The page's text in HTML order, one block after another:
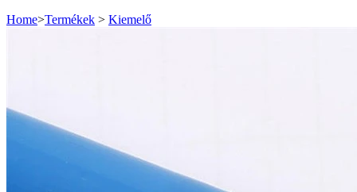
Home>Termékek > Kiemelő